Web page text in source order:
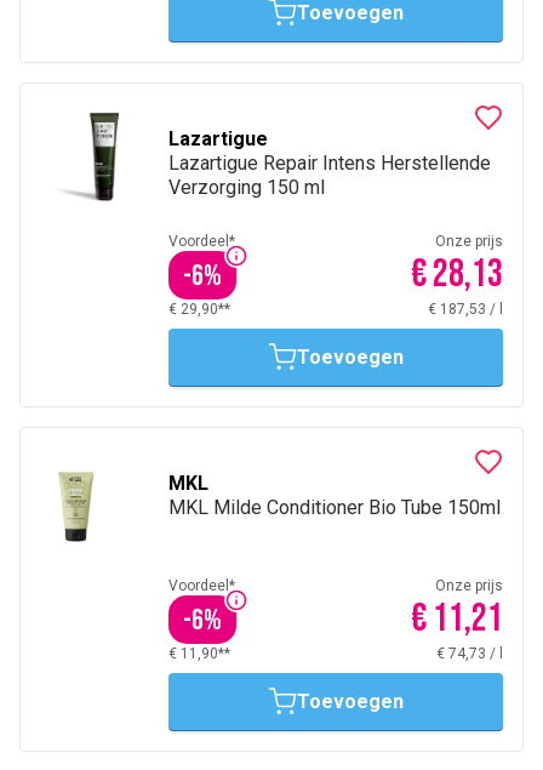
Toevoegen
Lazartigue
Lazartigue Repair Intens Herstellende
Verzorging 150 ml
Voordeel*
-6%
Onze prijs
€ 28,13
€ 29,90** € 187,53 /
Toevoegen
MKL
MKL Milde Conditioner Bio Tube 150ml
Voordeel*
-6%
Onze prijs
€ 11,21
€ 11,90** € 74,73 /
Toevoegen